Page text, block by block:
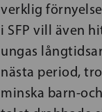
verklig
i SFP vill även
ungas
nästa period,
minska barn-